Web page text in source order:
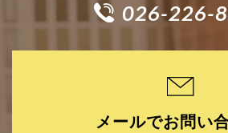
026-226-
メールでお問い